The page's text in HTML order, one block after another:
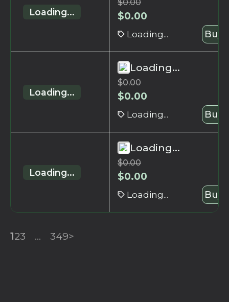
Loading...
$0.00
$0.00
Loading... Buy
Loading...
Loading...
$0.00
$0.00
Loading... Buy
Loading...
Loading...
$0.00
$0.00
Loading... Buy
123 ... 349>